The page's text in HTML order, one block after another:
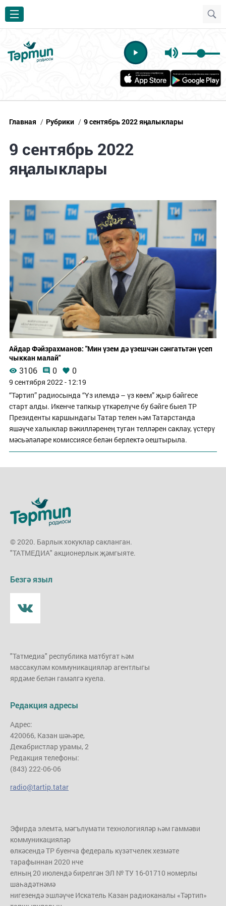
Главная / Рубрики / 9 сентябрь 2022 яңалыклары
9 сентябрь 2022
яңалыклары
Айдар Фәйзрахманов: "Мин үзем дә үзешчән сәнгатьтән үсеп
чыккан малай"
3106 0 0
9 сентября 2022 - 12:19
“Тәртип” радиосында “Үз илемдә – үз көем” җыр бәйгесе
старт алды. Икенче тапкыр үткәрелүче бу бәйге быел ТР
Президенты каршындагы Татар телен һәм Татарстанда
яшәүче халыклар вәкилләренең туган телләрен саклау, үстерү
мәсьәләләре комиссиясе белән берлектә оештырыла.
© 2020. Барлык хокуклар сакланган.
"ТАТМЕДИА" акционерлык җәмгыяте.
"Татмедиа" республика матбугат һәм
массакуләм коммуникацияләр агентлыгы
ярдәме белән гамәлгә куела.
Редакция адресы
Адрес:
420066, Казан шәһәре,
Декабристлар урамы, 2
Редакция телефоны:
(843) 222-06-06
radio@tartip.tatar
Безгә языл
Эфирда элемтә, мәгълүмати технологияләр һәм гаммәви
коммуникацияләр
өлкәсендә ТР буенча федераль күзәтчелек хезмәте
тарафыннан 2020 нче
елның 20 июлендә бирелгән ЭЛ № ТУ 16-01710 номерлы
шаһадәтнәмә
нигезендә эшләүче Искатель Казан радиоканалы «Тәртип»